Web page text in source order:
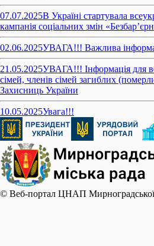
07.07.2025В Україні стартувала
кампанія соціальних змін
02.06.2025УВАГА!!! Важлива
21.05.2025УВАГА!!! Інформація для
сімей, членів сімей загиблих
Захисниць України
10.05.2025Увага!!!
© Веб-портал ЦНАП Мирноградської